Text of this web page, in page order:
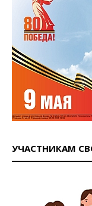
УЧАСТНИКАМ